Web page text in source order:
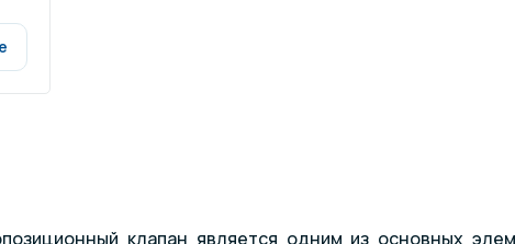
клапан является одним из основных